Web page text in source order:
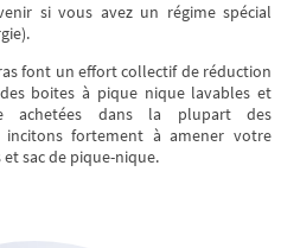
si vous avez un régime spécial
font un effort collectif de réduction
boites à pique nique lavables et
achetées dans la plupart des
incitons fortement à amener votre
sac de pique-nique.